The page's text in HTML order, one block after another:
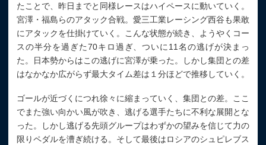
たことで、昨日までと同様レースはハイペースに動いていく。
宮澤・福島らのアタック合戦。愛三工業レーシング西谷も果敢
にアタックを仕掛けていく。こんな状態が続き、ようやくコー
スの半分を過ぎた70キロ過ぎ、ついに11名の逃げが決まっ
た。日本勢からはこの逃げに宮澤が乗った。しかし集団との差
はなかなか広がらず最大タイム差は１分ほどで推移していく。
ゴールが近づくにつれ徐々に縮まっていく、集団との差。ここ
でまた強い向かい風が吹き、逃げる選手たちに不利な展開とな
った。しかし逃げる先頭グループはわずかの望みを信じて力の
限りペダルを漕ぎ続ける。そして最後はロシアのシュピレブス